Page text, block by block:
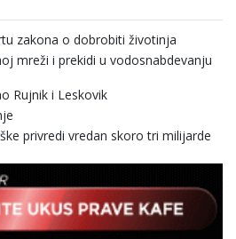
zakona o dobrobiti životinja
mreži i prekidi u vodosnabdevanju
Rujnik i Leskovik
privredi vredan skoro tri milijarde